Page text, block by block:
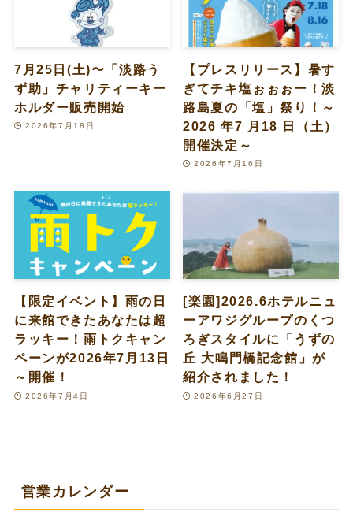
7月25日(土)〜「淡路う
ず助」チャリティーキー
ホルダー販売開始
2026年7月18日
【プレスリリース】暑す
ぎてチキ塩ぉぉぉー！淡
路島夏の「塩」祭り！～
2026 年7 月18 日（土）
開催決定～
2026年7月16日
【限定イベント】雨の日
に来館できたあなたは超
ラッキー！雨トクキャン
ペーンが2026年7月13日
～開催！
2026年7月4日
[楽園]2026.6ホテルニュ
ーアワジグループのくつ
ろぎスタイルに「うずの
丘 大鳴門橋記念館」が
紹介されました！
2026年6月27日
営業カレンダー